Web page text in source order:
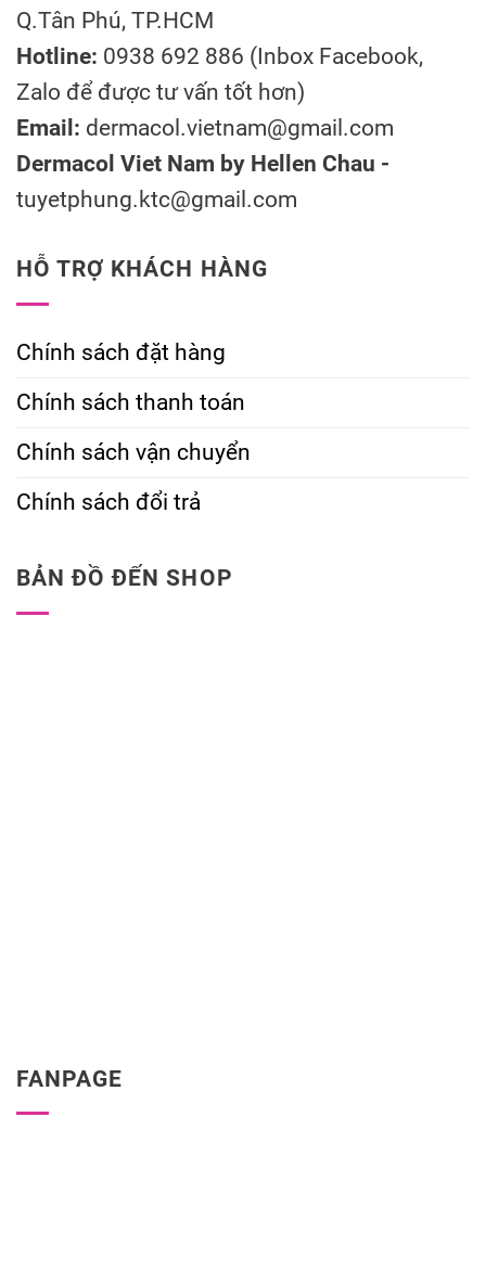
Q.Tân Phú, TP.HCM
Hotline: 0938 692 886 (Inbox Facebook,
Zalo để được tư vấn tốt hơn)
Email: dermacol.vietnam@gmail.com
Dermacol Viet Nam by Hellen Chau -
tuyetphung.ktc@gmail.com
HỖ TRỢ KHÁCH HÀNG
Chính sách đặt hàng
Chính sách thanh toán
Chính sách vận chuyển
Chính sách đổi trả
BẢN ĐỒ ĐẾN SHOP
FANPAGE